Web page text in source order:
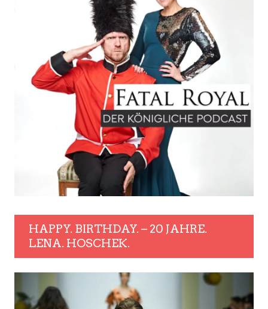
HAPPY. BIRTHDAY. – 20 JAHRE.
LENA. HOSCHEK.